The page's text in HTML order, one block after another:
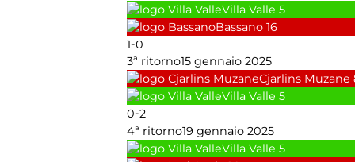
Villa Valle 5
Bassano 16
1-0
3ª ritorno15 gennaio 2025
Cjarlins Muzane
Villa Valle 5
0-2
4ª ritorno19 gennaio 2025
Villa Valle 5